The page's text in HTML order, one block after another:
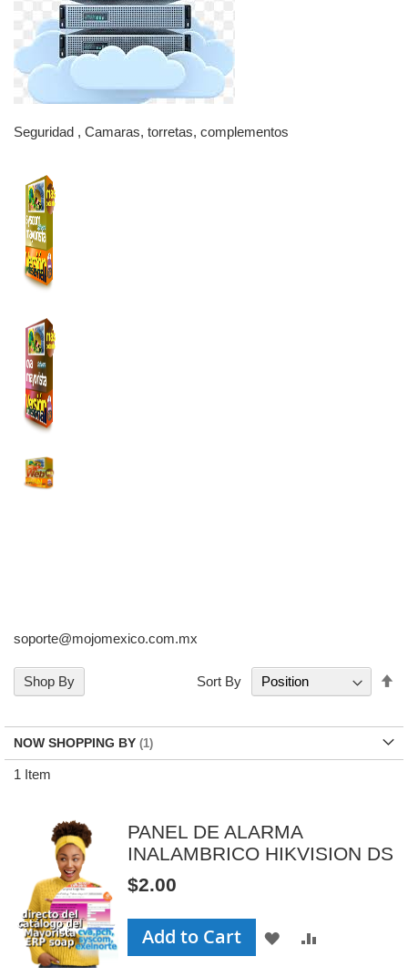
Seguridad , Camaras, torretas, complementos
soporte@mojomexico.com.mx
1 Item
Sort By
PANEL DE ALARMA
INALAMBRICO HIKVISION DS
$2.00
Add to Cart
ADD
Shop By
NOW SHOPPING BY